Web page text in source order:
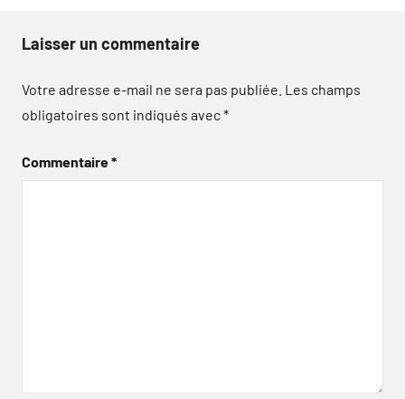
Laisser un commentaire
Votre adresse e-mail ne sera pas publiée. Les champs
obligatoires sont indiqués avec*
Commentaire*